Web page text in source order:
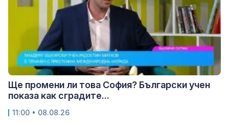
Ще промени ли това София? Български учен
показа как сградите...
11:00 • 08.08.26